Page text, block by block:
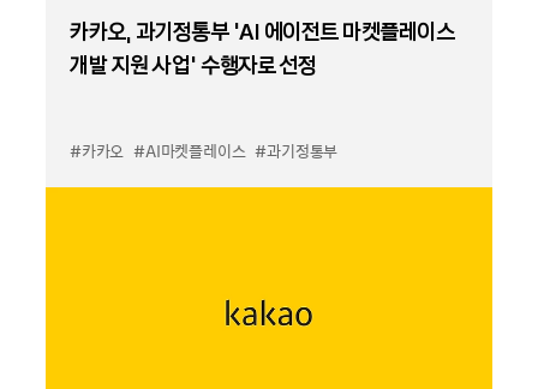
카카오, 과기정통부 ‘AI 에이전트 마켓플레이스
개발 지원 사업’ 수행자로 선정
#카카오 #AI마켓플레이스 #과기정통부